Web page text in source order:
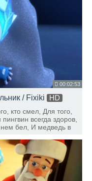
00:02:53
/ Fixiki
HD
кто смел, Для того,
всегда здоров,
бел, И медведь в